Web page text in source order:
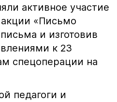
активное участие
«Письмо
и изготовив
к 23
спецоперации на
педагоги​ и